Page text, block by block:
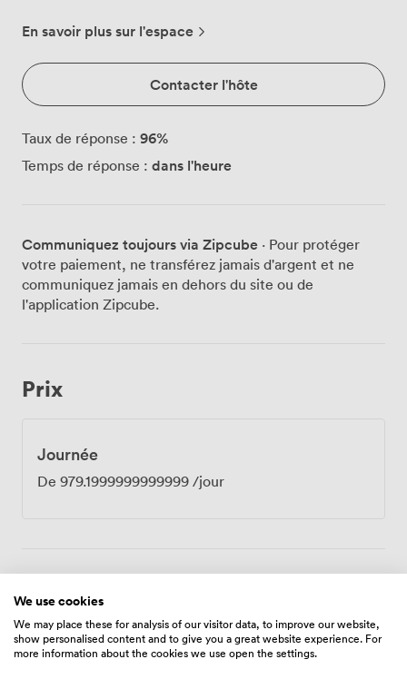
l'échange. Avec la location de cette salle de travail,
projecteur - Paper board - Connexion Wifi - Prises
électriques et USB sur la table Vous pouvez louer ce
lieu du lundi au vendredi de 9h à 19h pour une durée
minimum de 2h.
En savoir plus sur l'espace
Contacter l'hôte
Taux de réponse : 96%
Temps de réponse : dans l'heure
Communiquez toujours via Zipcube · Pour protéger
votre paiement, ne transférez jamais d'argent et ne
communiquez jamais en dehors du site ou de
l'application Zipcube.
Prix
Journée
De 979.1999999999999 /jour
Équipements
We use cookies
We may place these for analysis of our visitor data, to improve our website,
show personalised content and to give you a great website experience. For
more information about the cookies we use open the settings.